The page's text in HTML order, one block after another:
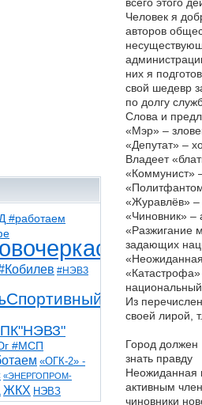
#работаем
#НЭВЗ
#МСП
«ОГК-2» -
«ЭНЕРГОПРОМ-
ЖКХ НЭВЗ
всего этого
Человек я
авторов
них я
свой шедевр
по долгу
Слова и
«Мэр» –
«Депутат» –
Владеет
«Коммунист»
«Журавлёв»
«Чиновник» –
«Разжигание
задающих
Из
своей лирой,
Город должен
знать правду
Неожиданная
активным
чиновники